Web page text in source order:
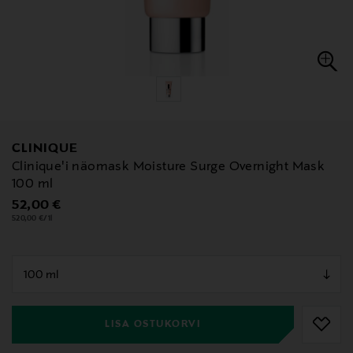
CLINIQUE
Clinique'i näomask Moisture Surge Overnight Mask
100 ml
Original Price
52,00 €
520,00 €/1l
LISA OSTUKORVI